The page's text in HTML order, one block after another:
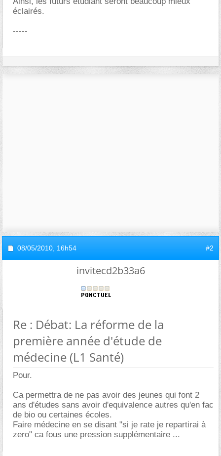
éclairés.
-----
08/05/2010, 16h54 #2
invitecd2b33a6
Re : Débat: La réforme de la
première année d'étude de
médecine (L1 Santé)
Pour.
Ca permettra de ne pas avoir des jeunes qui font 2
ans d'études sans avoir d'equivalence autres qu'en fac
de bio ou certaines écoles.
Faire médecine en se disant "si je rate je repartirai à
zero" ca fous une pression supplémentaire ...